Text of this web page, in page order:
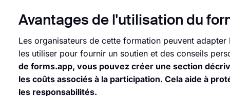
Avantages de l'utilisation du
Les organisateurs de cette formation peuvent
les utiliser pour fournir un soutien et des conseils
de forms.app, vous pouvez créer une section
les coûts associés à la participation. Cela aide à
les responsabilités.